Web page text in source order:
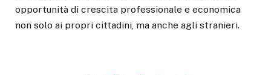
opportunità di crescita professionale e economica
non solo ai propri cittadini, ma anche agli stranieri.